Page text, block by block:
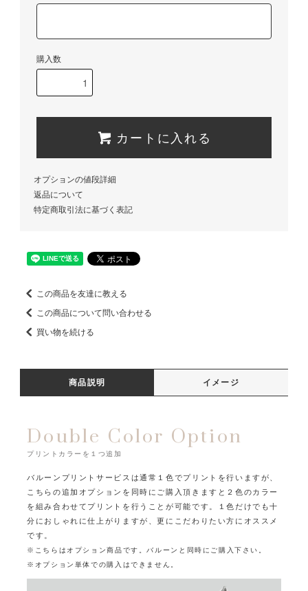
購入数
カートに入れる
オプションの値段詳細
返品について
特定商取引法に基づく表記
この商品を友達に教える
この商品について問い合わせる
買い物を続ける
商品説明 イメージ
Double Color Option
プリントカラーを１つ追加
バルーンプリントサービスは通常１色でプリントを行いますが、
こちらの追加オプションを同時にご購入頂きますと ２色のカラー
を組み合わせてプリントを行うことが可能です。
１色だけでも十
分におしゃれに仕上がりますが、更にこだわりたい方にオススメ
です。
※こちらはオプション商品です。バルーンと同時にご購入下さい。
※オプション単体での購入はできません。